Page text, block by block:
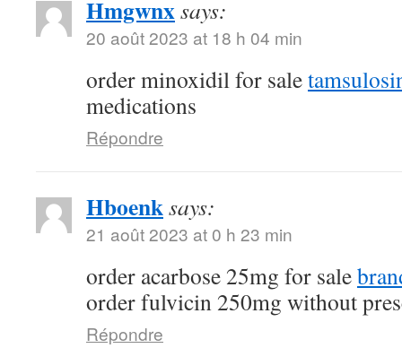
Hmgwnxsays:
20 août 2023 at 18 h 04 min
order minoxidil for sale
medications
Répondre
Hboenksays:
21 août 2023 at 0 h 23 min
order acarbose 25mg for sale
order fulvicin 250mg without
Répondre